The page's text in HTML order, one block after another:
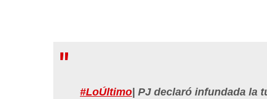
#LoÚltimo | PJ declaró infundada la